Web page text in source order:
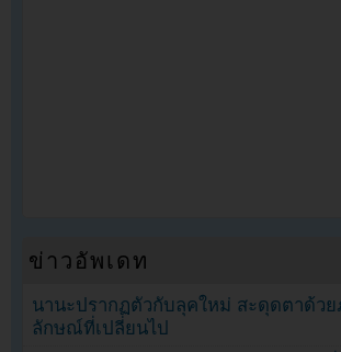
ข่าวอัพเดท
นานะปรากฏตัวกับลุคใหม่ สะดุดตาด้วย
ลักษณ์ที่เปลี่ยนไป